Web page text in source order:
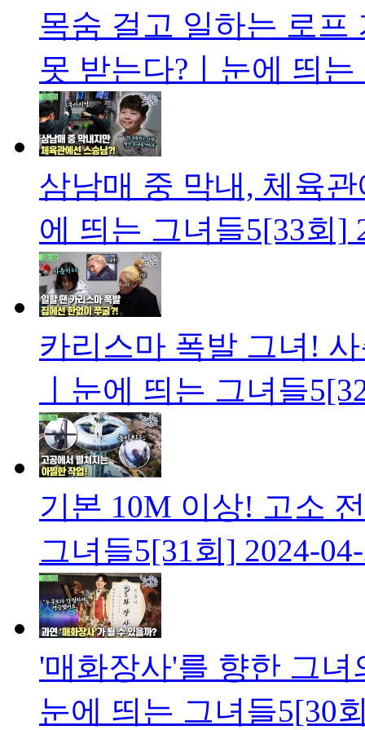
목숨 걸고 일하는 로
못 받는다?ㅣ눈에 띄
삼남매 중 막내, 체육
에 띄는 그녀들5[33회]
카리스마 폭발 그녀!
ㅣ눈에 띄는 그녀들
기본 10M 이상! 고소
그녀들5[31회] 2024-
'매화장사'를 향한 그
눈에 띄는 그녀들5[30